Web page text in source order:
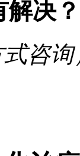
决？
式咨询